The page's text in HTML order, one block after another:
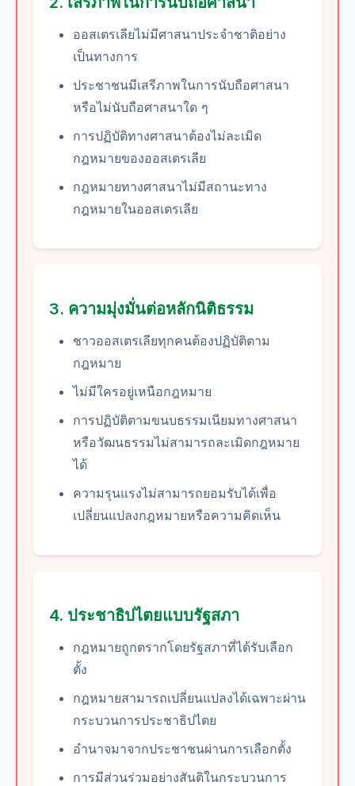
ออสเตรเลียไม่มีศาสนาประจำชาติอย่าง
เป็นทางการ
ประชาชนมีเสรีภาพในการนับถือศาสนา
หรือไม่นับถือศาสนาใด ๆ
การปฏิบัติทางศาสนาต้องไม่ละเมิด
กฎหมายของออสเตรเลีย
กฎหมายทางศาสนาไม่มีสถานะทาง
กฎหมายในออสเตรเลีย
3. ความมุ่งมั่นต่อหลักนิติธรรม
ชาวออสเตรเลียทุกคนต้องปฏิบัติตาม
กฎหมาย
ไม่มีใครอยู่เหนือกฎหมาย
การปฏิบัติตามขนบธรรมเนียมทางศาสนา
หรือวัฒนธรรมไม่สามารถละเมิดกฎหมาย
ได้
ความรุนแรงไม่สามารถยอมรับได้เพื่อ
เปลี่ยนแปลงกฎหมายหรือความคิดเห็น
4. ประชาธิปไตยแบบรัฐสภา
กฎหมายถูกตรากโดยรัฐสภาที่ได้รับเลือก
ตั้ง
กฎหมายสามารถเปลี่ยนแปลงได้เฉพาะผ่าน
กระบวนการประชาธิปไตย
อำนาจมาจากประชาชนผ่านการเลือกตั้ง
การมีส่วนร่วมอย่างสันติในกระบวนการ